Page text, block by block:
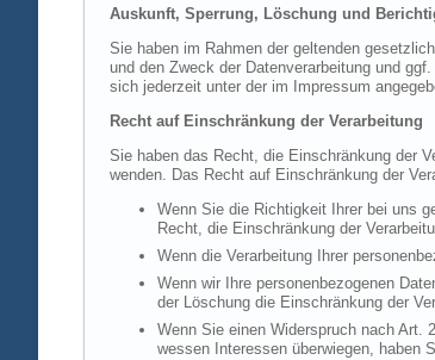
Auskunft, Sperrung, Löschung und
Sie haben im Rahmen der geltenden
und den Zweck der Datenverarbeitung und
sich jederzeit unter der im Impressum
Recht auf Einschränkung der Verarbeitung
Sie haben das Recht, die Einschränkung der
wenden. Das Recht auf Einschränkung der
Wenn Sie die Richtigkeit Ihrer bei uns
Recht, die Einschränkung der
Wenn die Verarbeitung Ihrer
Wenn wir Ihre personenbezogenen
der Löschung die Einschränkung der
Wenn Sie einen Widerspruch nach Art.
wessen Interessen überwiegen, haben